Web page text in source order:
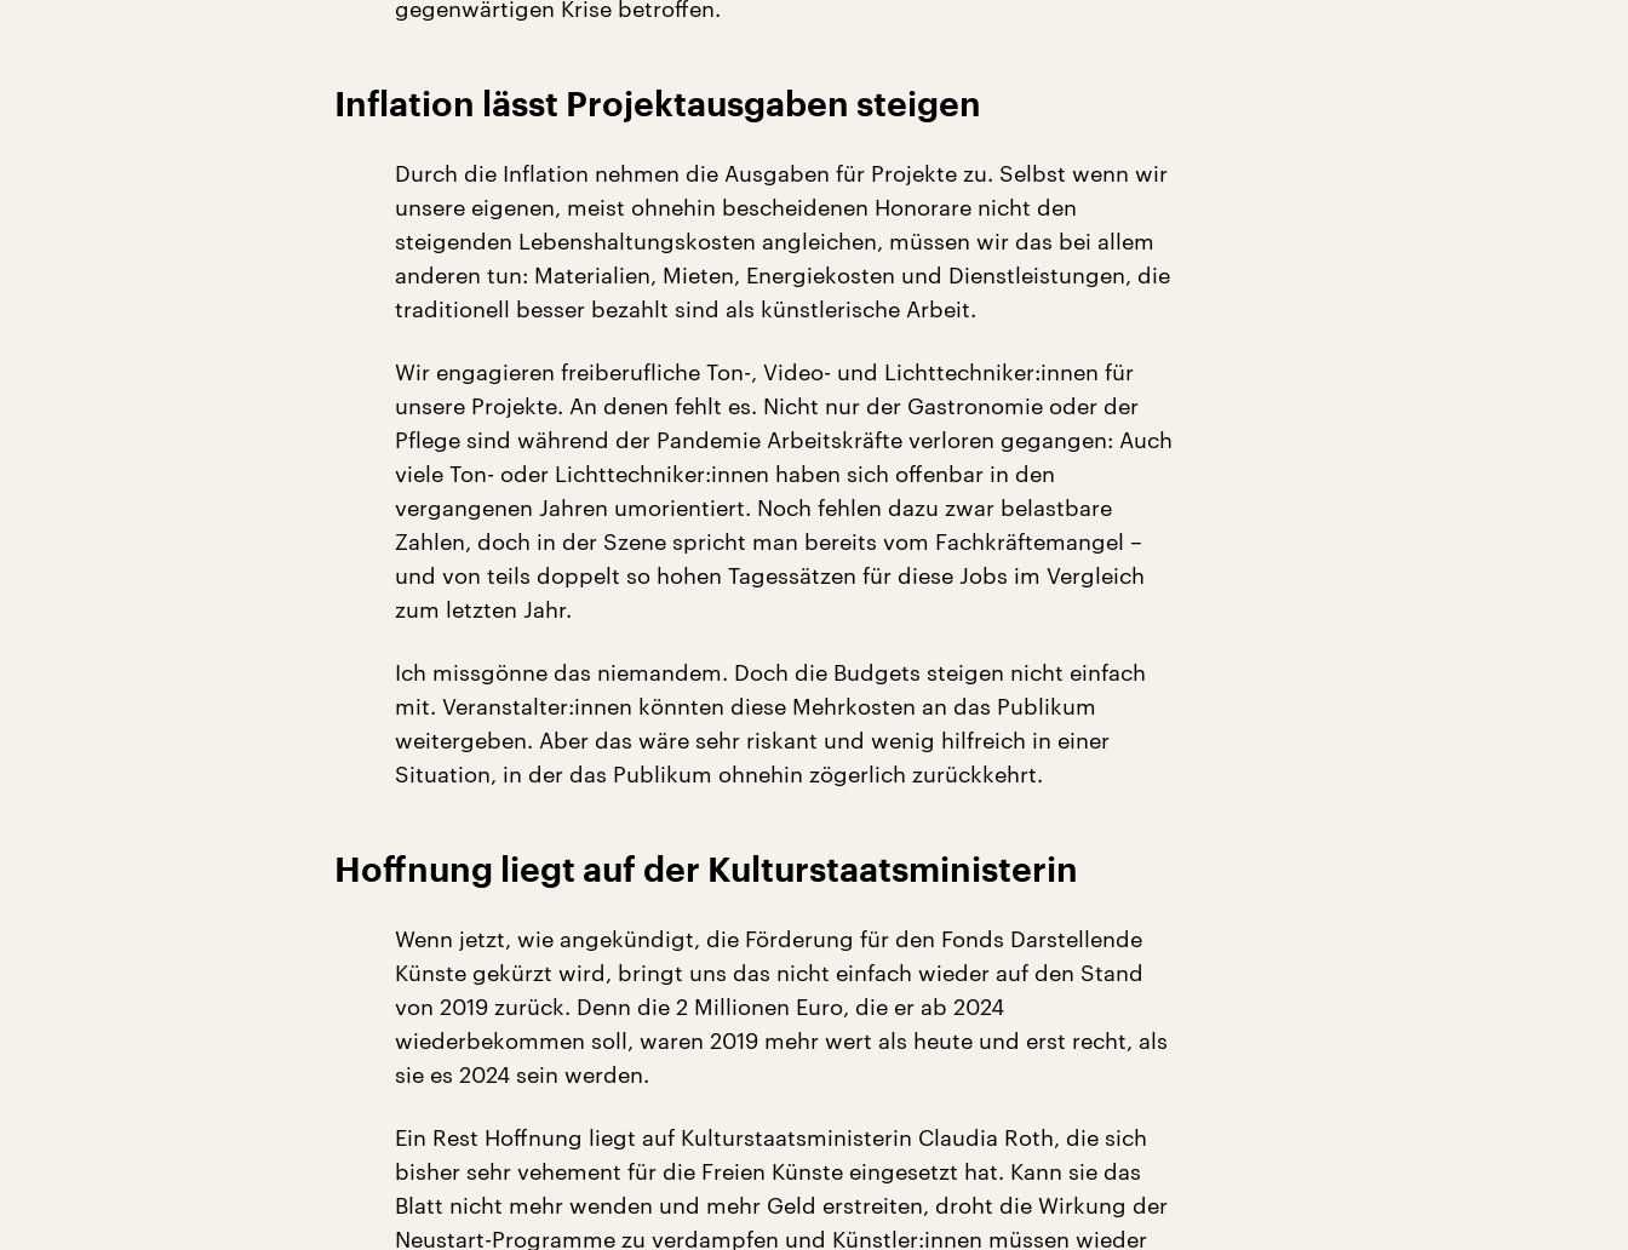
gegenwärtigen Krise betroffen.
Inflation lässt Projektausgaben steigen
Durch die Inflation nehmen die Ausgaben für Projekte zu. Selbst wenn wir
unsere eigenen, meist ohnehin bescheidenen Honorare nicht den
steigenden Lebenshaltungskosten angleichen, müssen wir das bei allem
anderen tun: Materialien, Mieten, Energiekosten und Dienstleistungen, die
traditionell besser bezahlt sind als künstlerische Arbeit.
Wir engagieren freiberufliche Ton-, Video- und Lichttechniker:innen für
unsere Projekte. An denen fehlt es. Nicht nur der Gastronomie oder der
Pflege sind während der Pandemie Arbeitskräfte verloren gegangen: Auch
viele Ton- oder Lichttechniker:innen haben sich offenbar in den
vergangenen Jahren umorientiert. Noch fehlen dazu zwar belastbare
Zahlen, doch in der Szene spricht man bereits vom Fachkräftemangel –
und von teils doppelt so hohen Tagessätzen für diese Jobs im Vergleich
zum letzten Jahr.
Ich missgönne das niemandem. Doch die Budgets steigen nicht einfach
mit. Veranstalter:innen könnten diese Mehrkosten an das Publikum
weitergeben. Aber das wäre sehr riskant und wenig hilfreich in einer
Situation, in der das Publikum ohnehin zögerlich zurückkehrt.
Hoffnung liegt auf der Kulturstaatsministerin
Wenn jetzt, wie angekündigt, die Förderung für den Fonds Darstellende
Künste gekürzt wird, bringt uns das nicht einfach wieder auf den Stand
von 2019 zurück. Denn die 2 Millionen Euro, die er ab 2024
wiederbekommen soll, waren 2019 mehr wert als heute und erst recht, als
sie es 2024 sein werden.
Ein Rest Hoffnung liegt auf Kulturstaatsministerin Claudia Roth, die sich
bisher sehr vehement für die Freien Künste eingesetzt hat. Kann sie das
Blatt nicht mehr wenden und mehr Geld erstreiten, droht die Wirkung der
Neustart-Programme zu verdampfen und Künstler:innen müssen wieder